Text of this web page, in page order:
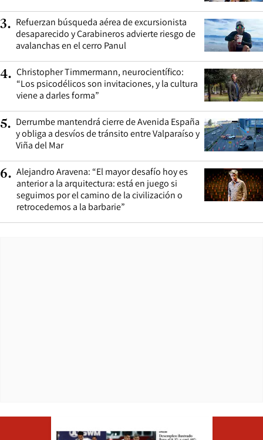
3. Refuerzan búsqueda aérea de excursionista
desaparecido y Carabineros advierte riesgo de
avalanchas en el cerro Panul
4. Christopher Timmermann, neurocientífico:
“Los psicodélicos son invitaciones, y la cultura
viene a darles forma”
5. Derrumbe mantendrá cierre de Avenida España
y obliga a desvíos de tránsito entre Valparaíso y
Viña del Mar
6. Alejandro Aravena: “El mayor desafío hoy es
anterior a la arquitectura: está en juego si
seguimos por el camino de la civilización o
retrocedemos a la barbarie”